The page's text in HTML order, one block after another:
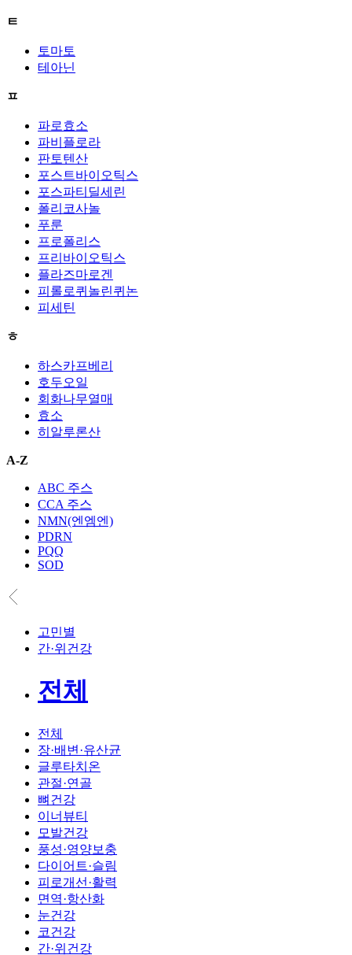
ㅌ
토마토
테아닌
ㅍ
파로효소
파비플로라
판토텐산
포스트바이오틱스
포스파티딜세린
폴리코사놀
푸룬
프로폴리스
프리바이오틱스
플라즈마로겐
피롤로퀴놀린퀴논
피세틴
ㅎ
하스카프베리
호두오일
회화나무열매
효소
히알루론산
A-Z
ABC 주스
CCA 주스
NMN(엔엠엔)
PDRN
PQQ
SOD
고민별
간·위건강
전체
전체
장·배변·유산균
글루타치온
관절·연골
뼈건강
이너뷰티
모발건강
풍성·영양보충
다이어트·슬림
피로개선·활력
면역·항산화
눈건강
코건강
간·위건강